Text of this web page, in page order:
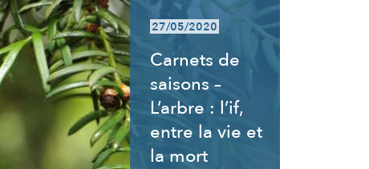
27/05/2020
Carnets de
saisons –
L’arbre : l’if,
entre la vie et
la mort